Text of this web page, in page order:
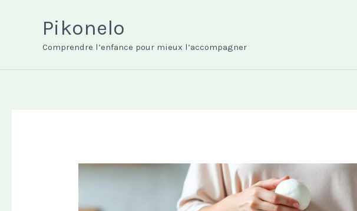
Pikonelo
Comprendre l’enfance pour mieux l’accompagner